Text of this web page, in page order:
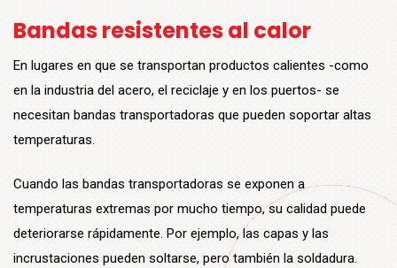
Bandas resistentes al calor
En lugares en que se transportan productos calientes -como
en la industria del acero, el reciclaje y en los puertos- se
necesitan bandas transportadoras que pueden soportar altas
temperaturas.
Cuando las bandas transportadoras se exponen a
temperaturas extremas por mucho tiempo, su calidad puede
deteriorarse rápidamente. Por ejemplo, las capas y las
incrustaciones pueden soltarse, pero también la soldadura.